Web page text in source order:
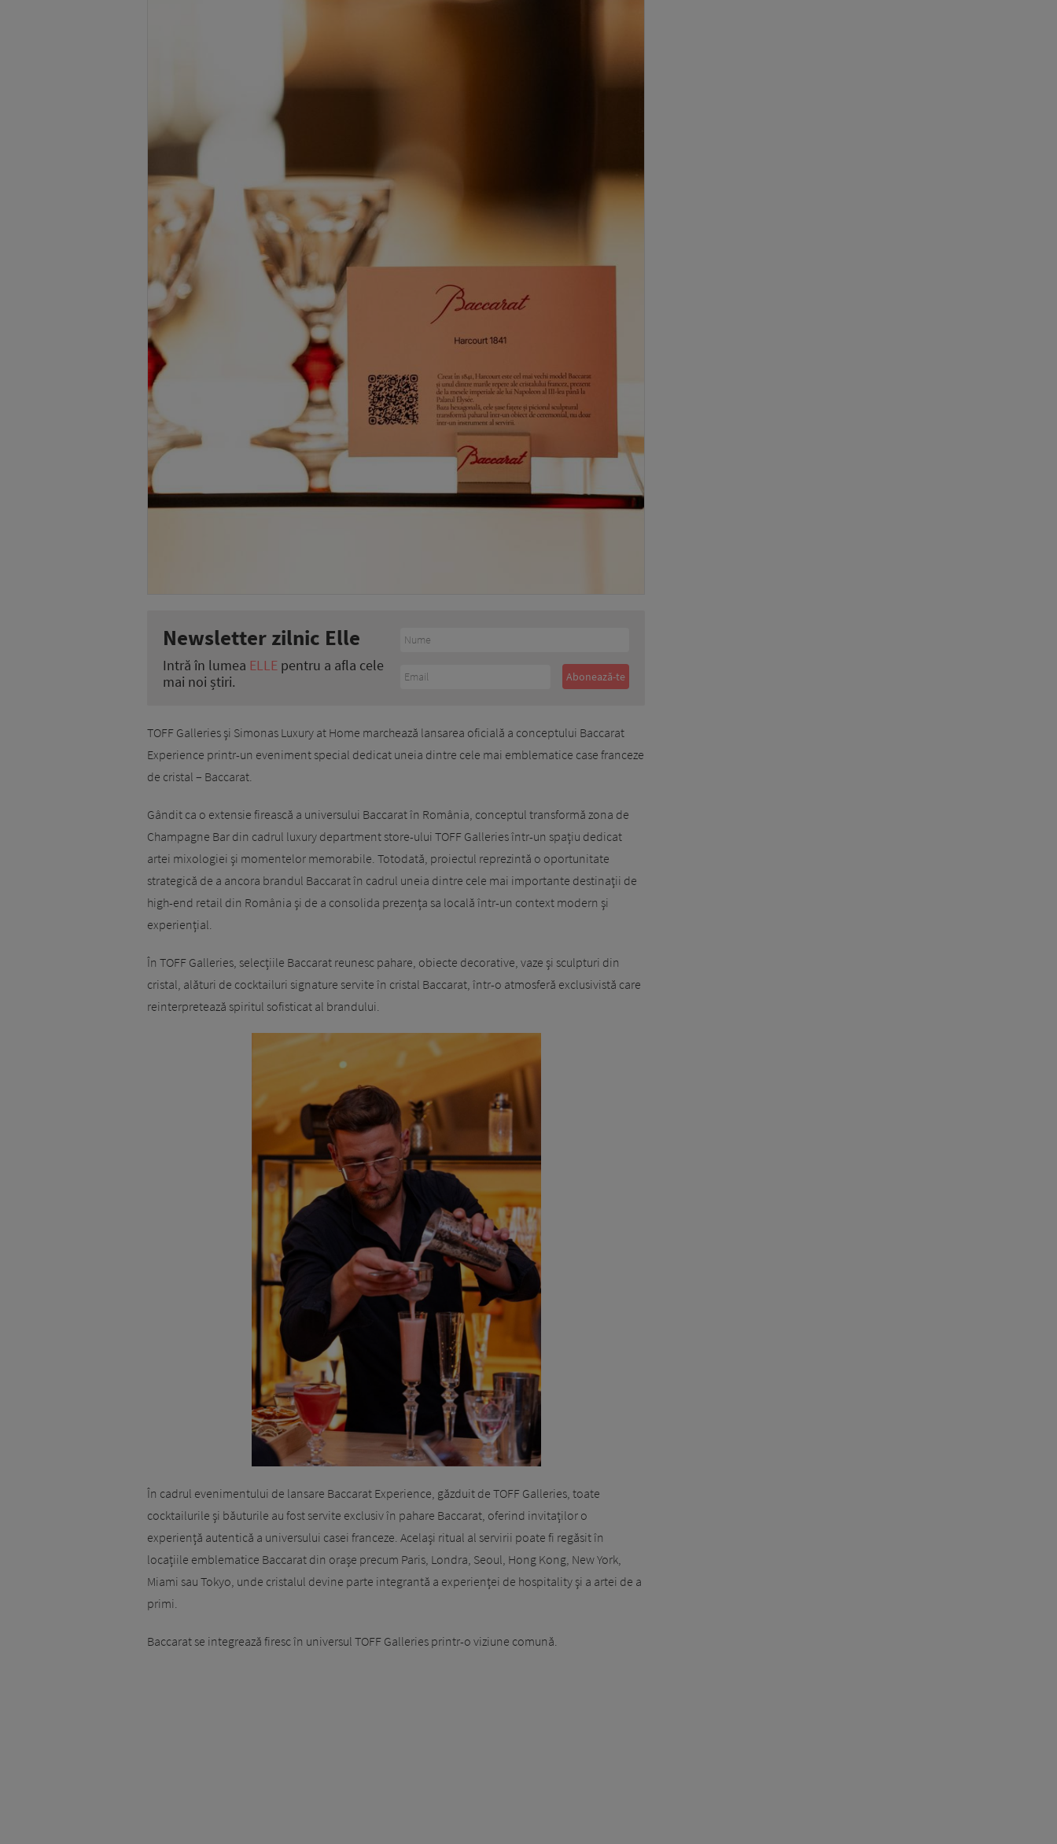
Newsletter zilnic Elle
Intră în lumea ELLE pentru a afla cele
mai noi știri.
TOFF Galleries şi Simonas Luxury at Home marchează lansarea oficială a conceptului Baccarat
Experience printr-un eveniment special dedicat uneia dintre cele mai emblematice case franceze
de cristal – Baccarat.
Gândit ca o extensie firească a universului Baccarat în România, conceptul transformă zona de
Champagne Bar din cadrul luxury department store-ului TOFF Galleries într-un spaţiu dedicat
artei mixologiei şi momentelor memorabile. Totodată, proiectul reprezintă o oportunitate
strategică de a ancora brandul Baccarat în cadrul uneia dintre cele mai importante destinaţii de
high-end retail din România şi de a consolida prezenţa sa locală într-un context modern şi
experienţial.
În TOFF Galleries, selecţiile Baccarat reunesc pahare, obiecte decorative, vaze şi sculpturi din
cristal, alături de cocktailuri signature servite în cristal Baccarat, într-o atmosferă exclusivistă care
reinterpretează spiritul sofisticat al brandului.
În cadrul evenimentului de lansare Baccarat Experience, găzduit de TOFF Galleries, toate
cocktailurile şi băuturile au fost servite exclusiv în pahare Baccarat, oferind invitaţilor o
experienţă autentică a universului casei franceze. Acelaşi ritual al servirii poate fi regăsit în
locaţiile emblematice Baccarat din oraşe precum Paris, Londra, Seoul, Hong Kong, New York,
Miami sau Tokyo, unde cristalul devine parte integrantă a experienţei de hospitality şi a artei de a
primi.
Baccarat se integrează firesc în universul TOFF Galleries printr-o viziune comună.